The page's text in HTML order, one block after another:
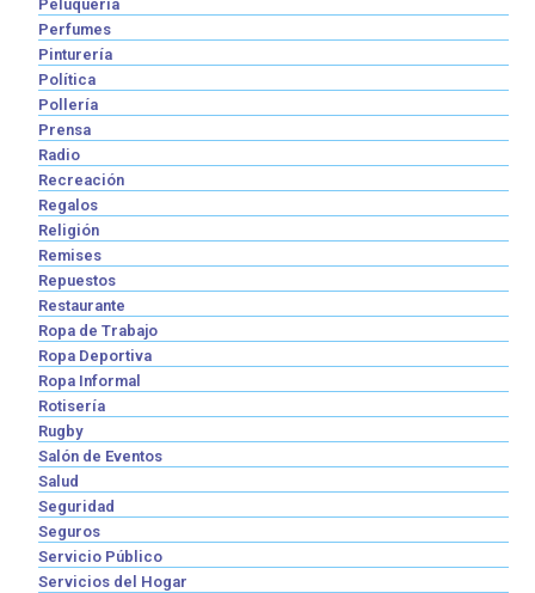
Peluquería
Perfumes
Pinturería
Política
Pollería
Prensa
Radio
Recreación
Regalos
Religión
Remises
Repuestos
Restaurante
Ropa de Trabajo
Ropa Deportiva
Ropa Informal
Rotisería
Rugby
Salón de Eventos
Salud
Seguridad
Seguros
Servicio Público
Servicios del Hogar